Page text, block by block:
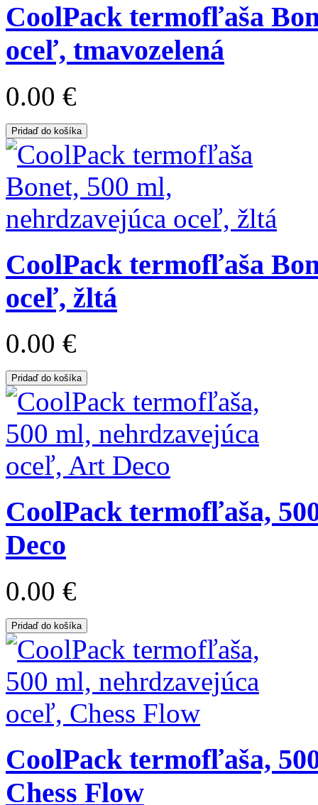
CoolPack termofľaša
oceľ, tmavozelená
0.00 €
Pridaď do košíka
CoolPack termofľaša
oceľ, žltá
0.00 €
Pridaď do košíka
CoolPack termofľaša,
Deco
0.00 €
Pridaď do košíka
CoolPack termofľaša,
Chess Flow